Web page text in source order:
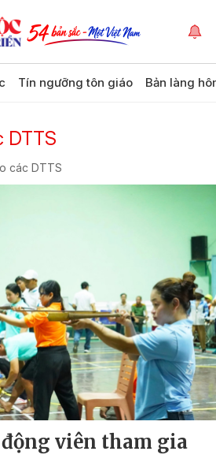
Tín ngưỡng tôn giáo Bản làng
DTTS
các DTTS
viên tham gia